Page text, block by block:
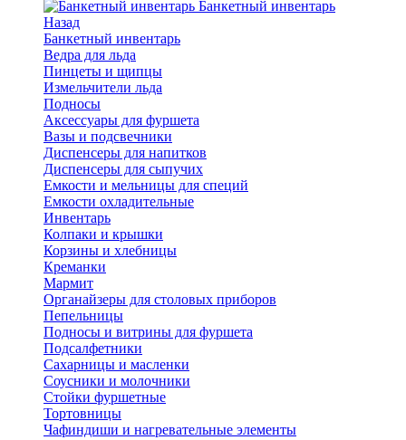
Банкетный инвентарь
Назад
Банкетный инвентарь
Ведра для льда
Пинцеты и щипцы
Измельчители льда
Подносы
Аксессуары для фуршета
Вазы и подсвечники
Диспенсеры для напитков
Диспенсеры для сыпучих
Емкости и мельницы для специй
Емкости охладительные
Инвентарь
Колпаки и крышки
Корзины и хлебницы
Креманки
Мармит
Органайзеры для столовых приборов
Пепельницы
Подносы и витрины для фуршета
Подсалфетники
Сахарницы и масленки
Соусники и молочники
Стойки фуршетные
Тортовницы
Чафиндиши и нагревательные элементы